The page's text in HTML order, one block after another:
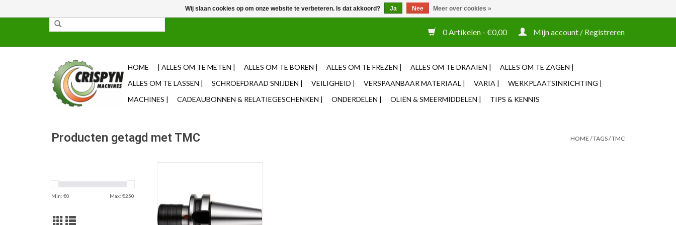
0 Artikelen - €0,00 Mijn account / Registreren
HOME | ALLES OM TE METEN | ALLES OM TE BOREN | ALLES OM TE FREZEN | ALLES OM TE DRAAIEN |
ALLES OM TE ZAGEN |
ALLES OM TE LASSEN |
SCHROEFDRAAD SNIJDEN | VEILIGHEID | VERSPAANBAAR MATERIAAL | VARIA |
WERKPLAATSINRICHTING |
MACHINES |
CADEAUBONNEN & RELATIEGESCHENKEN | ONDERDELEN | OLIËN & SMEERMIDDELEN | TIPS & KENNIS
Producten getagd met TMC HOME /TAGS/TMC
Min: €0 Max: €250 TOEVOEGEN AAN WINKELWAGEN
Wij slaan cookies op om onze website te verbeteren. Is dat akkoord? Ja Nee Meer over cookies »
✓ 85% uit voorraad leverbaar ✓ Op werkdagen voor 12u besteld, zelfde dag verzonden ✓ Eigen adviseurs ✓ Naast tooling ook machines Zakelijke login mogelijk